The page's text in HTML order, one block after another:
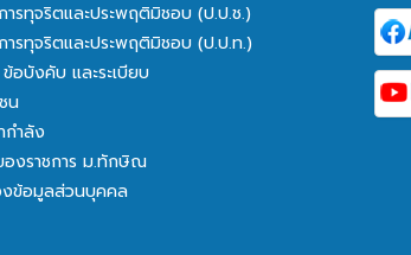
ารทุจริตและประพฤติมิชอบ (ป.ป.ช.)
ารทุจริตและประพฤติมิชอบ (ป.ป.ท.)
บังคับ และระเบียบ
น
ำลัง
งราชการ ม.ทักษิณ
ข้อมูลส่วนบุคคล